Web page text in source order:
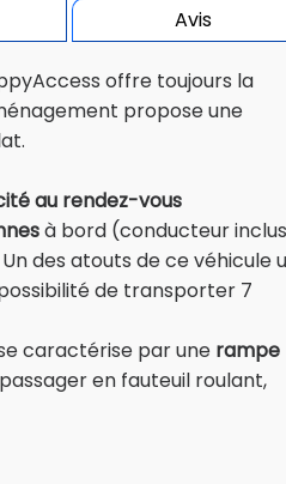
Avis
offre toujours la
propose une
au rendez-vous
à bord (conducteur
des atouts de ce véhicule
de transporter 7
caractérise par une rampe
en fauteuil roulant,